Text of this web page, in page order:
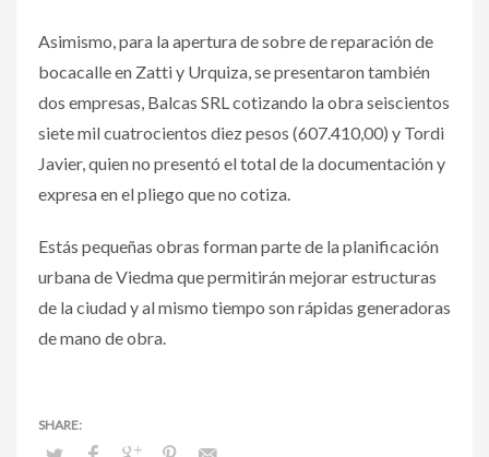
Asimismo, para la apertura de sobre de reparación de
bocacalle en Zatti y Urquiza, se presentaron también
dos empresas, Balcas SRL cotizando la obra seiscientos
siete mil cuatrocientos diez pesos (607.410,00) y Tordi
Javier, quien no presentó el total de la documentación y
expresa en el pliego que no cotiza.
Estás pequeñas obras forman parte de la planificación
urbana de Viedma que permitirán mejorar estructuras
de la ciudad y al mismo tiempo son rápidas generadoras
de mano de obra.